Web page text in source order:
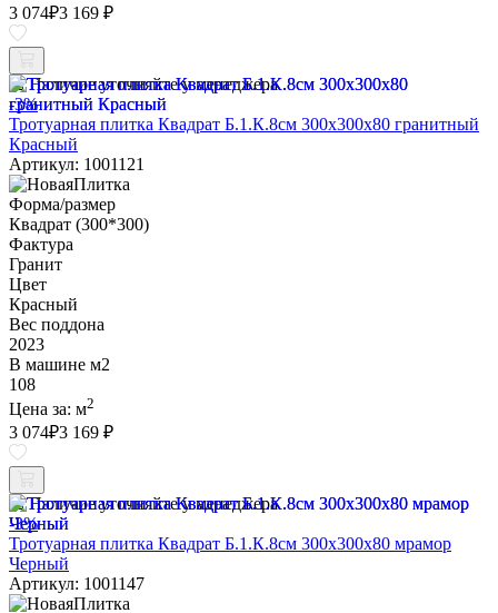
3 074₽3 169 ₽
Наличие уточняйте у менеджера
-3%
Тротуарная плитка Квадрат Б.1.К.8см 300х300х80 гранитный
Красный
Артикул: 1001121
Форма/размер
Квадрат (300*300)
Фактура
Гранит
Цвет
Красный
Вес поддона
2023
В машине м2
108
Цена за: м2
3 074₽3 169 ₽
Наличие уточняйте у менеджера
-3%
Тротуарная плитка Квадрат Б.1.К.8см 300х300х80 мрамор
Черный
Артикул: 1001147